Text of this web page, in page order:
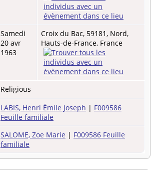
Samedi
20 avr
1963
Croix du Bac, 59181, Nord,
Hauts-de-France, France
Religious
LABIS, Henri Émile Joseph | F009586
Feuille familiale
SALOME, Zoe Marie | F009586 Feuille
familiale